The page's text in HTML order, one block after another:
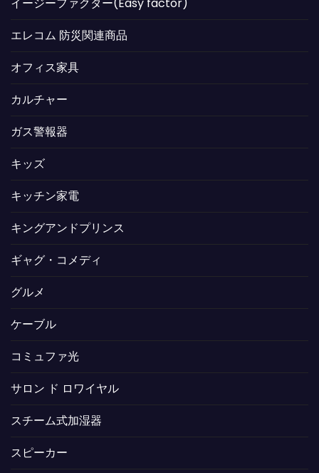
エレコム 防災関連商品
オフィス家具
カルチャー
ガス警報器
キッズ
キッチン家電
キングアンドプリンス
ギャグ・コメディ
グルメ
ケーブル
コミュファ光
サロン ド ロワイヤル
スチーム式加湿器
スピーカー